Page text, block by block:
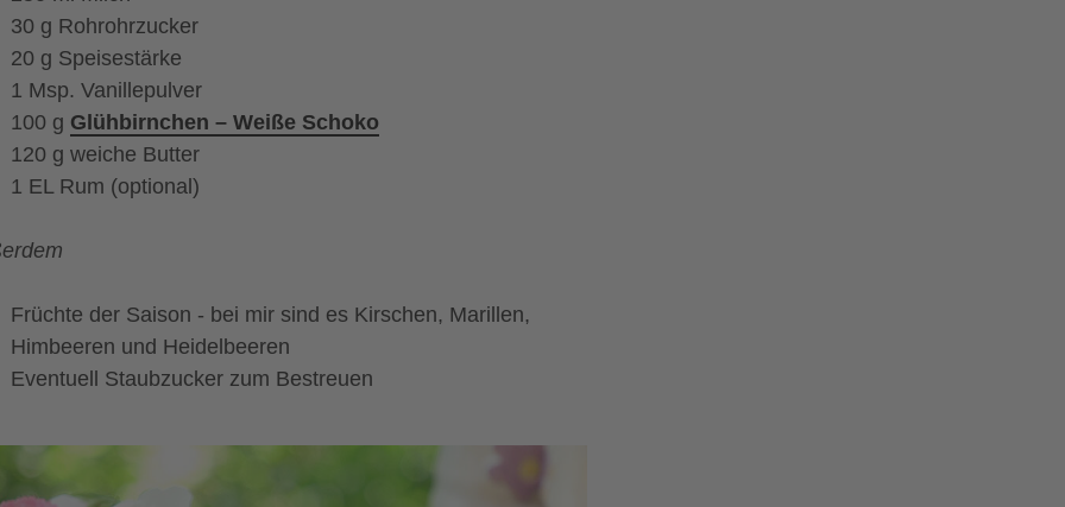
30 g Rohrohrzucker
20 g Speisestärke
1 Msp. Vanillepulver
100 g Glühbirnchen – Weiße Schoko
120 g weiche Butter
1 EL Rum (optional)
Früchte der Saison - bei mir sind es Kirschen, Marillen,
Himbeeren und Heidelbeeren
Eventuell Staubzucker zum Bestreuen